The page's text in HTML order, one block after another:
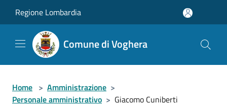
Regione Lombardia
Comune di Voghera
Home > Amministrazione >
Personale amministrativo > Giacomo Cuniberti